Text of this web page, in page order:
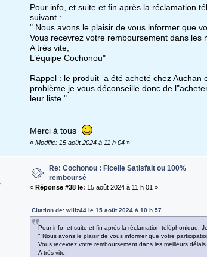
Pour info, et suite et fin après la réclamation
suivant :
" Nous avons le plaisir de vous informer que
Vous recevrez votre remboursement dans les
A très vite,
L’équipe Cochonou"
Rappel : le produit a été acheté chez Auchan
problème je vous déconseille donc de
leur liste "
Merci à tous
«Modifié: 15 août 2024 à 11 h 04»
Re: Cochonou : Ficelle Satisfait ou 100%
remboursé
«Réponse #38 le: 15 août 2024 à 11 h 01 »
Citation de: wiliz44 le 15 août 2024 à 10 h 57
Pour info, et suite et fin après la réclamation téléphonique.
" Nous avons le plaisir de vous informer que votre
Vous recevrez votre remboursement dans les meilleurs délais.
A très vite,